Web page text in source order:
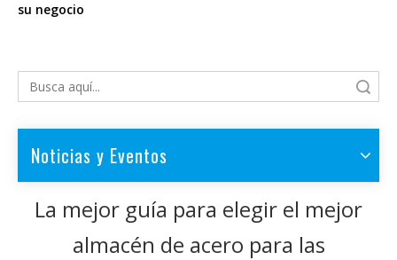
su negocio
Noticias y Eventos
La mejor guía para elegir el mejor
almacén de acero para las